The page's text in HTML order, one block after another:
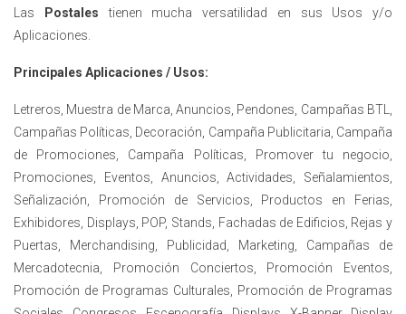
Las Postales
tienen mucha versatilidad en sus Usos y/o
Aplicaciones.
Principales Aplicaciones / Usos:
Letreros, Muestra de Marca, Anuncios, Pendones, Campañas BTL,
Campañas Políticas, Decoración, Campaña Publicitaria, Campaña
de Promociones, Campaña Políticas, Promover tu negocio,
Promociones, Eventos, Anuncios, Actividades, Señalamientos,
Señalización, Promoción de Servicios, Productos en Ferias,
Exhibidores, Displays, POP, Stands, Fachadas de Edificios, Rejas y
Puertas, Merchandising, Publicidad, Marketing, Campañas de
Mercadotecnia, Promoción Conciertos, Promoción Eventos,
Promoción de Programas Culturales, Promoción de Programas